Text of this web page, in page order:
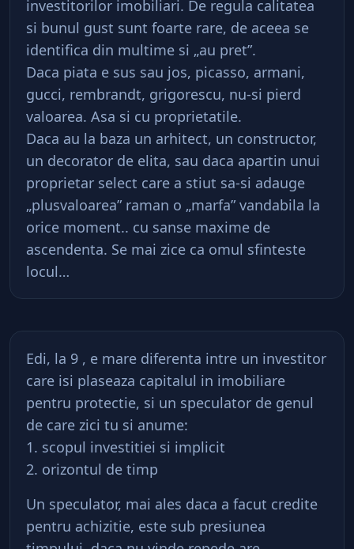
investitorilor imobiliari. De regula calitatea
si bunul gust sunt foarte rare, de aceea se
identifica din multime si „au pret”.
Daca piata e sus sau jos, picasso, armani,
gucci, rembrandt, grigorescu, nu-si pierd
valoarea. Asa si cu proprietatile.
Daca au la baza un arhitect, un constructor,
un decorator de elita, sau daca apartin unui
proprietar select care a stiut sa-si adauge
„plusvaloarea” raman o „marfa” vandabila la
orice moment.. cu sanse maxime de
ascendenta. Se mai zice ca omul sfinteste
locul…
Edi, la 9 , e mare diferenta intre un investitor
care isi plaseaza capitalul in imobiliare
pentru protectie, si un speculator de genul
de care zici tu si anume:
1. scopul investitiei si implicit
2. orizontul de timp
Un speculator, mai ales daca a facut credite
pentru achizitie, este sub presiunea